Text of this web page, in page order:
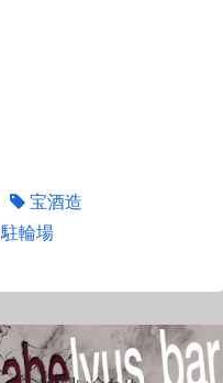
宝酒造
駐輪場